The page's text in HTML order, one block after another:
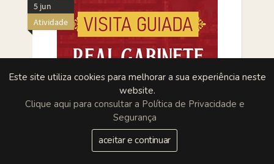
5 jun
Atividade
Este site utiliza cookies para melhorar a sua experiência neste
website.
Clique aqui para consultar a Política de Privacidade e
Segurança
aceitar e continuar